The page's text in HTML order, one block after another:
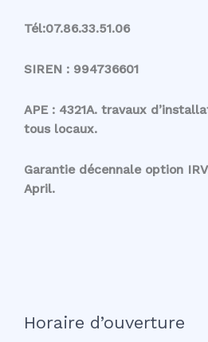
Tél:07.86.33.51.06
SIREN : 994736601
APE : 4321A. travaux
tous locaux.
Garantie décennale option
April.
Horaire d’ouverture